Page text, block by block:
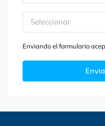
Seleccionar
Enviando el formulario